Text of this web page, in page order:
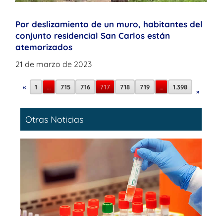
Por deslizamiento de un muro, habitantes del
conjunto residencial San Carlos están
atemorizados
21 de marzo de 2023
« 1 … 715 716 717 718 719 … 1.398
»
Otras Noticias